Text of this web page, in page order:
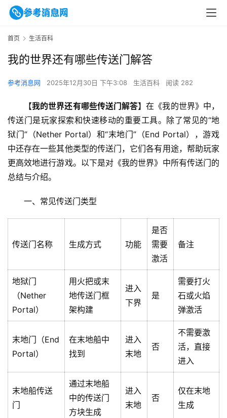
首页 生活百科
我的世界还有哪些传送门解答
参考消息网 2025年12月30日 下午3:08 生活百科 阅读 282
【我的世界还有哪些传送门解答】在《我的世界》中，
传送门是玩家探索和快速移动的重要工具。除了常见的“地
狱门”（Nether Portal）和“末地门”（End Portal），游戏
中还存在一些其他类型的传送门，它们各有用途，帮助玩家
更高效地进行游戏。以下是对《我的世界》中所有传送门的
总结与介绍。
一、常见传送门类型
传送门名称 生成方式 功能
是否
需要
激活
备注
地狱门
（Nether
Portal）
用火把或末
地传送门框
架构建
进入
下界
是
需要打火
石或火焰
弹激活
末地门（End
Portal）
在末地船中
找到
进入
末地
否
不需要激
活，直接
进入
末地船传送
门
通过末地船
中的传送门
方块生成
进入
末地
否
仅在末地
生成